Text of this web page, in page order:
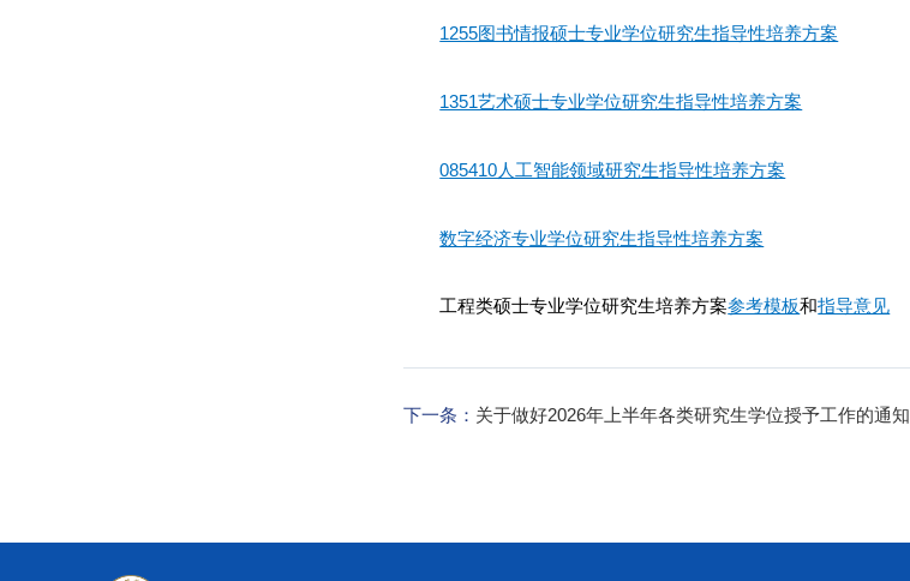
1255图书情报硕士专业学位研究生指导性培养方案
1351艺术硕士专业学位研究生指导性培养方案
085410人工智能领域研究生指导性培养方案
数字经济专业学位研究生指导性培养方案
工程类硕士专业学位研究生培养方案参考模板和指导意见
下一条： 关于做好2026年上半年各类研究生学位授予工作的通知